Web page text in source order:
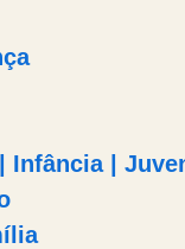
Infância |